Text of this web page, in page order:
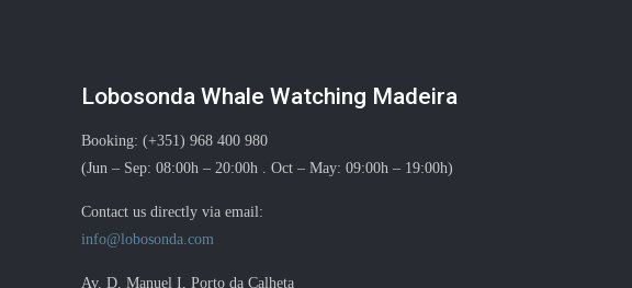
Lobosonda Whale Watching Madeira
Booking: (+351) 968 400 980
(Jun – Sep: 08:00h – 20:00h . Oct – May: 09:00h – 19:00h)
Contact us directly via email:
info@lobosonda.com
Av. D. Manuel I, Porto da Calheta